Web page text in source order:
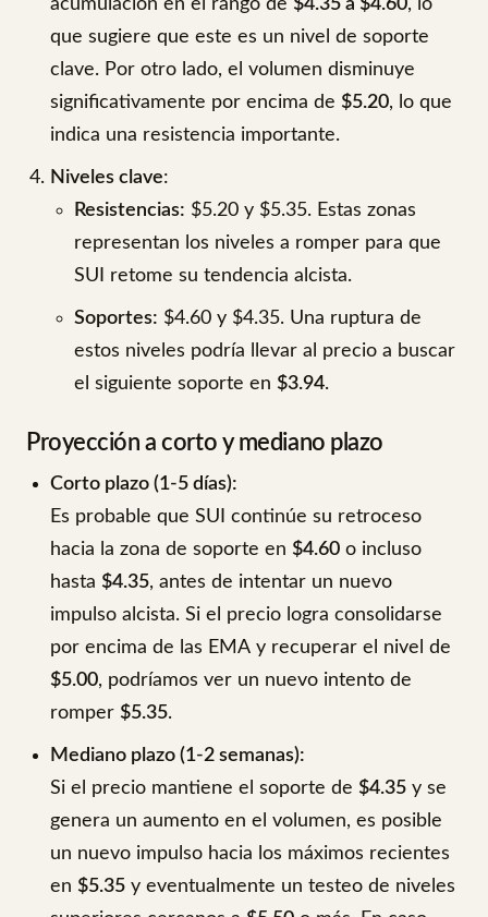
acumulación en el rango de $4.35 a $4.60, lo
que sugiere que este es un nivel de soporte
clave. Por otro lado, el volumen disminuye
significativamente por encima de $5.20, lo que
indica una resistencia importante.
Niveles clave:
Resistencias: $5.20 y $5.35. Estas zonas
representan los niveles a romper para que
SUI retome su tendencia alcista.
Soportes: $4.60 y $4.35. Una ruptura de
estos niveles podría llevar al precio a buscar
el siguiente soporte en $3.94.
Proyección a corto y mediano plazo
Corto plazo (1-5 días):
Es probable que SUI continúe su retroceso
hacia la zona de soporte en $4.60 o incluso
hasta $4.35, antes de intentar un nuevo
impulso alcista. Si el precio logra consolidarse
por encima de las EMA y recuperar el nivel de
$5.00, podríamos ver un nuevo intento de
romper $5.35.
Mediano plazo (1-2 semanas):
Si el precio mantiene el soporte de $4.35 y se
genera un aumento en el volumen, es posible
un nuevo impulso hacia los máximos recientes
en $5.35 y eventualmente un testeo de niveles